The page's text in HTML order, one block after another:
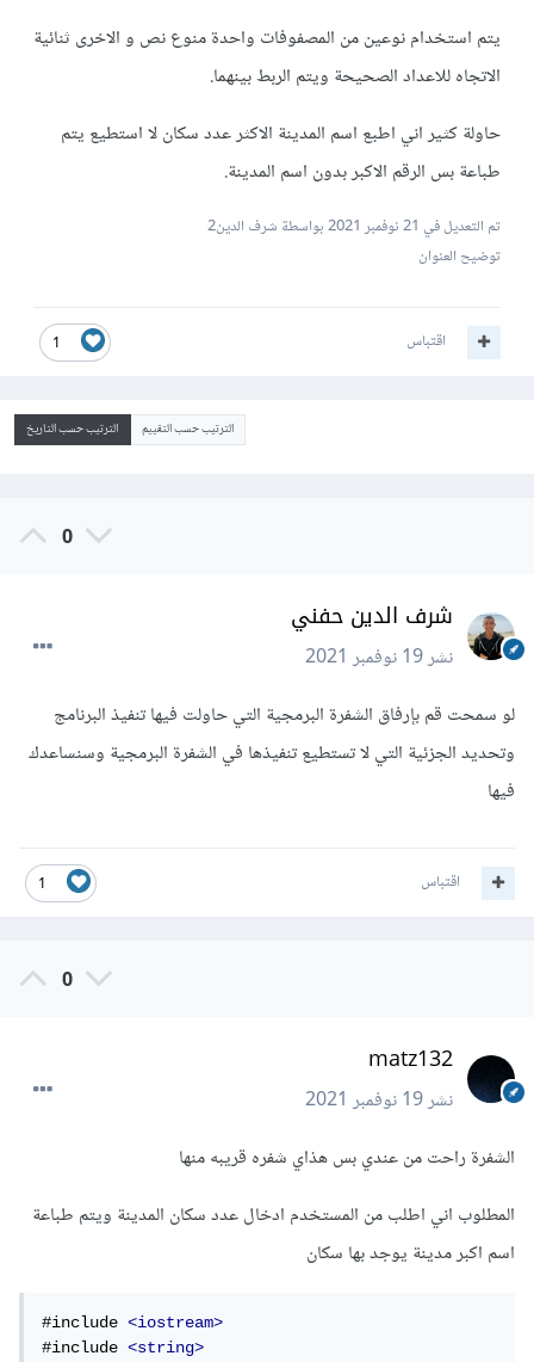
يتم استخدام نوعين من المصفوفات واحدة منوع نص و الاخرى ثنائية
الاتجاه للاعداد الصحيحة ويتم الربط بينهما.
حاولة كثير اني اطبع اسم المدينة الاكثر عدد سكان لا استطيع يتم
طباعة بس الرقم الاكبر بدون اسم المدينة.
تم التعديل في 21 نوفمبر 2021
بواسطة شرف الدين2
توضيح العنوان
1 اقتباس
الترتيب حسب التقييم الترتيب حسب التاريخ
0
شرف الدين حفني
نشر19 نوفمبر 2021
لو سمحت قم بإرفاق الشفرة البرمجية التي حاولت فيها تنفيذ البرنامج
وتحديد الجزئية التي ﻻ تستطيع تنفيذها في الشفرة البرمجية وسنساعدك
فيها
1 اقتباس
0
matz132
نشر19 نوفمبر 2021
الشفرة راحت من عندي بس هذاي شفره قريبه منها
المطلوب اني اطلب من المستخدم ادخال عدد سكان المدينة ويتم طباعة
اسم اكبر مدينة يوجد بها سكان
#include <iostream>
#include <string>